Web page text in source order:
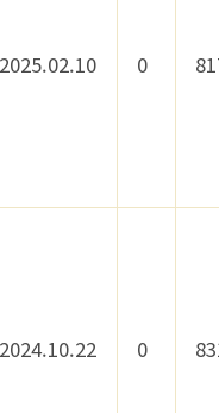
2025.02.10 0
2024.10.22 0